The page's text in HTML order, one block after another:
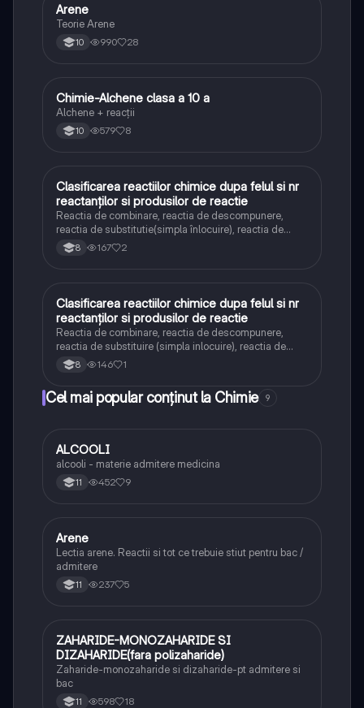
Chimie
Arene
Teorie Arene
10 990 28
Chimie
Chimie-Alchene clasa a 10 a
Alchene + reacții
10 579 8
Chimie
Clasificarea reactiilor chimice dupa felul si nr
reactanților si produsilor de reactie
Reactia de combinare, reactia de descompunere,
reactia de substitutie(simpla înlocuire), reactia de
schimb(dubla înlocuire)- clasa a VIII-a
8 167 2
Chimie
Clasificarea reactiilor chimice dupa felul si nr
reactanților si produsilor de reactie
Reactia de combinare, reactia de descompunere,
reactia de substituire (simpla inlocuire), reactia de
schimb(dubla inlocuire)- clasa a VIII-a
8 146 1
Cel mai popular conținut la Chimie 9
Chimie
ALCOOLI
alcooli - materie admitere medicina
11 452 9
Chimie
Arene
Lectia arene. Reactii si tot ce trebuie stiut pentru bac /
admitere
11 237 5
Chimie
ZAHARIDE-MONOZAHARIDE SI
DIZAHARIDE(fara polizaharide)
Zaharide-monozaharide si dizaharide-pt admitere si
bac
11 598 18